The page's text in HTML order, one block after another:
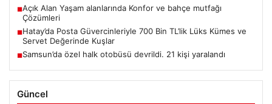
■Açık Alan Yaşam alanlarında Konfor ve bahçe mutfağı
Çözümleri
■Hatay’da Posta Güvercinleriyle 700 Bin TL’lik Lüks Kümes ve
Servet Değerinde Kuşlar
■Samsun’da özel halk otobüsü devrildi. 21 kişi yaralandı
Güncel